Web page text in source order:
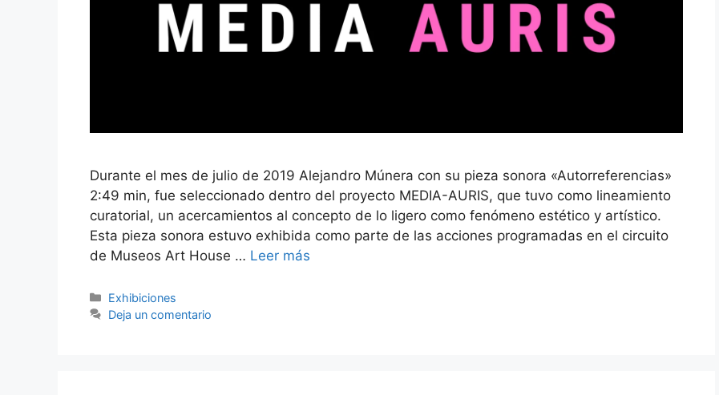
Durante el mes de julio de 2019 Alejandro Múnera con su pieza sonora «Autorreferencias»
2:49 min, fue seleccionado dentro del proyecto MEDIA-AURIS, que tuvo como lineamiento
curatorial, un acercamientos al concepto de lo ligero como fenómeno estético y artístico.
Esta pieza sonora estuvo exhibida como parte de las acciones programadas en el circuito
de Museos Art House … Leer más
Categorías
Exhibiciones
Deja un comentario